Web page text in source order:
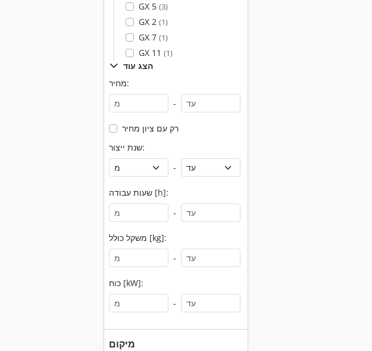
GX 5 (3)
GX 2 (1)
GX 7 (1)
GX 11 (1)
הצג עוד
מחיר:
-
רק עם ציון מחיר
שנת ייצור:
-
שעות עבודה [h]:
-
משקל כולל [kg]:
-
כוח [kW]:
-
מיקום